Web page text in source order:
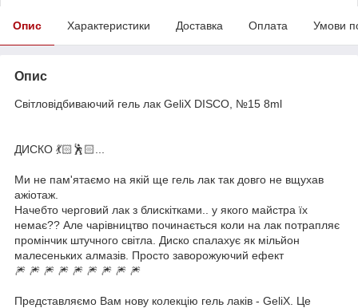
Опис Характеристики Доставка Оплата Умови
Опис
Світловідбиваючий гель лак GeliX DISCO, №15 8ml
ДИСКО 💃🏻🕺🏻...
Ми не пам'ятаємо на якій ще гель лак так довго не вщухав
ажіотаж.
Начебто черговий лак з блискітками.. у якого майстра їх
немає?? Але чарівництво починається коли на лак потрапляє
промінчик штучного світла. Диско спалахує як мільйон
малесеньких алмазів. Просто заворожуючий ефект
🎆 🎆 🎆 🎆 🎆 🎆 🎆 🎆 🎆
Представляємо Вам нову колекцію гель лаків - GeliX. Це